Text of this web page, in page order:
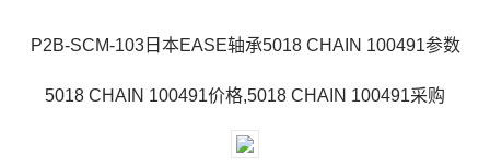
P2B-SCM-103日本EASE轴承5018 CHAIN 100491参数
5018 CHAIN 100491价格,5018 CHAIN 100491采购